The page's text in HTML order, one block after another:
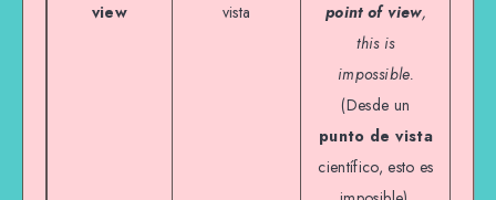
view
vista
point of view,
this is
impossible.
(Desde un
punto de vista
científico, esto es